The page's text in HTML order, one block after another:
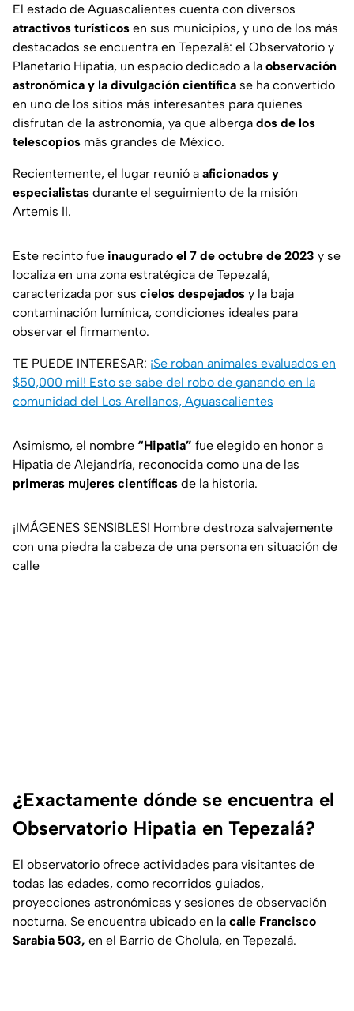
El estado de Aguascalientes cuenta con diversos
atractivos turísticos en sus municipios, y uno de los más
destacados se encuentra en Tepezalá: el Observatorio y
Planetario Hipatia, un espacio dedicado a la observación
astronómica y la divulgación científica se ha convertido
en uno de los sitios más interesantes para quienes
disfrutan de la astronomía, ya que alberga dos de los
telescopios más grandes de México.
Recientemente, el lugar reunió a aficionados y
especialistas durante el seguimiento de la misión
Artemis II.
Este recinto fue inaugurado el 7 de octubre de 2023 y se
localiza en una zona estratégica de Tepezalá,
caracterizada por sus cielos despejados y la baja
contaminación lumínica, condiciones ideales para
observar el firmamento.
TE PUEDE INTERESAR: ¡Se roban animales evaluados en
$50,000 mil! Esto se sabe del robo de ganando en la
comunidad del Los Arellanos, Aguascalientes
Asimismo, el nombre “Hipatia” fue elegido en honor a
Hipatia de Alejandría, reconocida como una de las
primeras mujeres científicas de la historia.
¡IMÁGENES SENSIBLES! Hombre destroza salvajemente
con una piedra la cabeza de una persona en situación de
calle
¿Exactamente dónde se encuentra el
Observatorio Hipatia en Tepezalá?
El observatorio ofrece actividades para visitantes de
todas las edades, como recorridos guiados,
proyecciones astronómicas y sesiones de observación
nocturna. Se encuentra ubicado en la calle Francisco
Sarabia 503, en el Barrio de Cholula, en Tepezalá.